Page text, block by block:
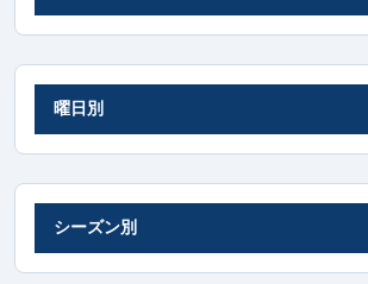
曜日別
シーズン別